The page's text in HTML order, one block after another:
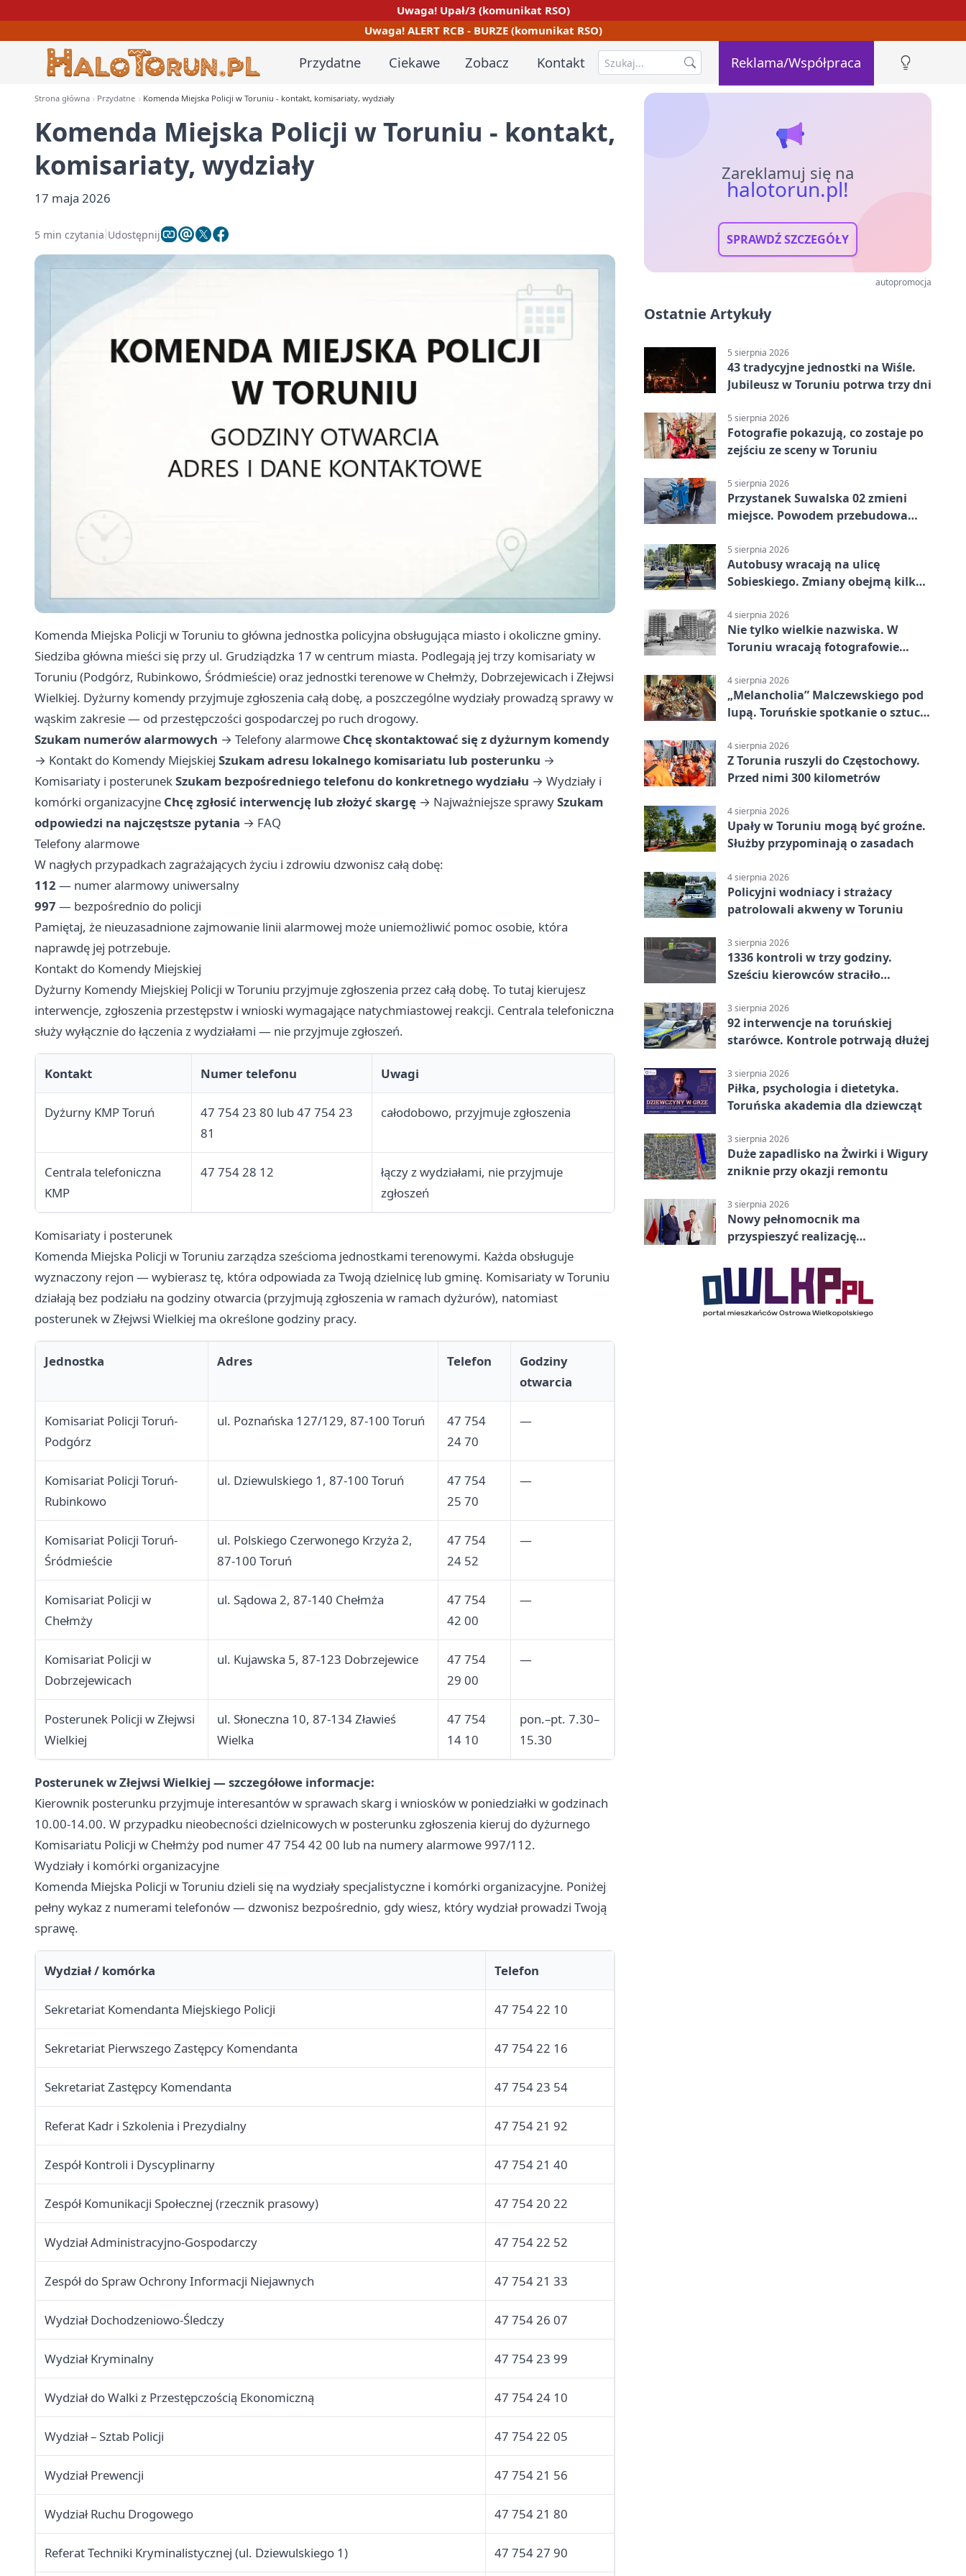
Uwaga! Upał/3 (komunikat RSO)
Uwaga! ALERT RCB - BURZE (komunikat RSO)
Przydatne Ciekawe Zobacz Kontakt Reklama/Współpraca
Strona główna Przydatne Komenda Miejska Policji w Toruniu - kontakt, komisariaty, wydziały
Komenda Miejska Policji w Toruniu - kontakt,
komisariaty, wydziały
17 maja 2026
5 min czytania Udostępnij
Komenda Miejska Policji w Toruniu to główna jednostka policyjna obsługująca miasto i okoliczne gminy.
Siedziba główna mieści się przy ul. Grudziądzka 17 w centrum miasta. Podlegają jej trzy komisariaty w
Toruniu (Podgórz, Rubinkowo, Śródmieście) oraz jednostki terenowe w Chełmży, Dobrzejewicach i Złejwsi
Wielkiej. Dyżurny komendy przyjmuje zgłoszenia całą dobę, a poszczególne wydziały prowadzą sprawy w
wąskim zakresie — od przestępczości gospodarczej po ruch drogowy.
Szukam numerów alarmowych → Telefony alarmowe Chcę skontaktować się z dyżurnym komendy
→ Kontakt do Komendy Miejskiej Szukam adresu lokalnego komisariatu lub posterunku →
Komisariaty i posterunekSzukam bezpośredniego telefonu do konkretnego wydziału → Wydziały i
komórki organizacyjne Chcę zgłosić interwencję lub złożyć skargę → Najważniejsze sprawySzukam
odpowiedzi na najczęstsze pytania → FAQ
Telefony alarmowe
W nagłych przypadkach zagrażających życiu i zdrowiu dzwonisz całą dobę:
112 — numer alarmowy uniwersalny
997 — bezpośrednio do policji
Pamiętaj, że nieuzasadnione zajmowanie linii alarmowej może uniemożliwić pomoc osobie, która
naprawdę jej potrzebuje.
Kontakt do Komendy Miejskiej
Dyżurny Komendy Miejskiej Policji w Toruniu przyjmuje zgłoszenia przez całą dobę. To tutaj kierujesz
interwencje, zgłoszenia przestępstw i wnioski wymagające natychmiastowej reakcji. Centrala telefoniczna
służy wyłącznie do łączenia z wydziałami — nie przyjmuje zgłoszeń.
Kontakt Numer telefonu Uwagi
Dyżurny KMP Toruń
47 754 23 80 lub 47 754 23
81
całodobowo, przyjmuje zgłoszenia
Centrala telefoniczna
KMP
47 754 28 12
łączy z wydziałami, nie przyjmuje
zgłoszeń
Komisariaty i posterunek
Komenda Miejska Policji w Toruniu zarządza sześcioma jednostkami terenowymi. Każda obsługuje
wyznaczony rejon — wybierasz tę, która odpowiada za Twoją dzielnicę lub gminę. Komisariaty w Toruniu
działają bez podziału na godziny otwarcia (przyjmują zgłoszenia w ramach dyżurów), natomiast
posterunek w Złejwsi Wielkiej ma określone godziny pracy.
Jednostka Adres Telefon
Godziny
otwarcia
Komisariat Policji Toruń-
Podgórz
ul. Poznańska 127/129, 87-100 Toruń
47 754
24 70
—
Komisariat Policji Toruń-
Rubinkowo
ul. Dziewulskiego 1, 87-100 Toruń
47 754
25 70
—
Komisariat Policji Toruń-
Śródmieście
ul. Polskiego Czerwonego Krzyża 2,
87-100 Toruń
47 754
24 52
—
Komisariat Policji w
Chełmży
ul. Sądowa 2, 87-140 Chełmża
47 754
42 00
—
Komisariat Policji w
Dobrzejewicach
ul. Kujawska 5, 87-123 Dobrzejewice
47 754
29 00
—
Posterunek Policji w Złejwsi
Wielkiej
ul. Słoneczna 10, 87-134 Zławieś
Wielka
47 754
14 10
pon.–pt. 7.30–
15.30
Posterunek w Złejwsi Wielkiej — szczegółowe informacje:
Kierownik posterunku przyjmuje interesantów w sprawach skarg i wniosków w poniedziałki w godzinach
10.00-14.00. W przypadku nieobecności dzielnicowych w posterunku zgłoszenia kieruj do dyżurnego
Komisariatu Policji w Chełmży pod numer 47 754 42 00 lub na numery alarmowe 997/112.
Wydziały i komórki organizacyjne
Komenda Miejska Policji w Toruniu dzieli się na wydziały specjalistyczne i komórki organizacyjne. Poniżej
pełny wykaz z numerami telefonów — dzwonisz bezpośrednio, gdy wiesz, który wydział prowadzi Twoją
sprawę.
Wydział / komórka Telefon
Sekretariat Komendanta Miejskiego Policji 47 754 22 10
Sekretariat Pierwszego Zastępcy Komendanta 47 754 22 16
Sekretariat Zastępcy Komendanta 47 754 23 54
Referat Kadr i Szkolenia i Prezydialny 47 754 21 92
Zespół Kontroli i Dyscyplinarny 47 754 21 40
Zespół Komunikacji Społecznej (rzecznik prasowy) 47 754 20 22
Wydział Administracyjno-Gospodarczy 47 754 22 52
Zespół do Spraw Ochrony Informacji Niejawnych 47 754 21 33
Wydział Dochodzeniowo-Śledczy 47 754 26 07
Wydział Kryminalny 47 754 23 99
Wydział do Walki z Przestępczością Ekonomiczną 47 754 24 10
Wydział – Sztab Policji 47 754 22 05
Wydział Prewencji 47 754 21 56
Wydział Ruchu Drogowego 47 754 21 80
Referat Techniki Kryminalistycznej (ul. Dziewulskiego 1) 47 754 27 90
Zareklamuj się na
halotorun.pl!
SPRAWDŹ SZCZEGÓŁY
autopromocja
Ostatnie Artykuły
5 sierpnia 2026
43 tradycyjne jednostki na Wiśle.
Jubileusz w Toruniu potrwa trzy dni
5 sierpnia 2026
Fotografie pokazują, co zostaje po
zejściu ze sceny w Toruniu
5 sierpnia 2026
Przystanek Suwalska 02 zmieni
miejsce. Powodem przebudowa
5 sierpnia 2026
Autobusy wracają na ulicę
Sobieskiego. Zmiany obejmą kilka
4 sierpnia 2026
Nie tylko wielkie nazwiska. W
Toruniu wracają fotografowie
4 sierpnia 2026
„Melancholia” Malczewskiego pod
lupą. Toruńskie spotkanie o sztuce
4 sierpnia 2026
Z Torunia ruszyli do Częstochowy.
Przed nimi 300 kilometrów
4 sierpnia 2026
Upały w Toruniu mogą być groźne.
Służby przypominają o zasadach
4 sierpnia 2026
Policyjni wodniacy i strażacy
patrolowali akweny w Toruniu
3 sierpnia 2026
1336 kontroli w trzy godziny.
Sześciu kierowców straciło
3 sierpnia 2026
92 interwencje na toruńskiej
starówce. Kontrole potrwają dłużej
3 sierpnia 2026
Piłka, psychologia i dietetyka.
Toruńska akademia dla dziewcząt
3 sierpnia 2026
Duże zapadlisko na Żwirki i Wigury
zniknie przy okazji remontu
3 sierpnia 2026
Nowy pełnomocnik ma
przyspieszyć realizację